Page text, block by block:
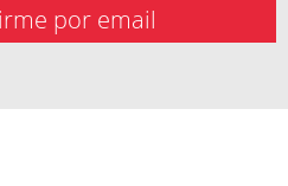
por email